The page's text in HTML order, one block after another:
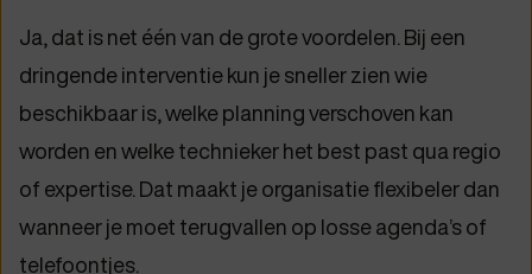
Ja, dat is net één van de grote voordelen. Bij een
dringende interventie kun je sneller zien wie
beschikbaar is, welke planning verschoven kan
worden en welke technieker het best past qua regio
of expertise. Dat maakt je organisatie flexibeler dan
wanneer je moet terugvallen op losse agenda’s of
telefoontjes.